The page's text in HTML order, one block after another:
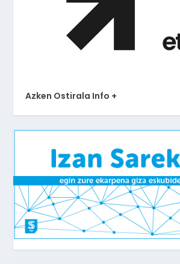
Azken Ostirala Info +